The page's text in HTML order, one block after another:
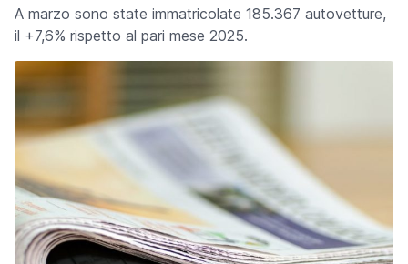
A marzo sono state immatricolate 185.367 autovetture,
il +7,6% rispetto al pari mese 2025.